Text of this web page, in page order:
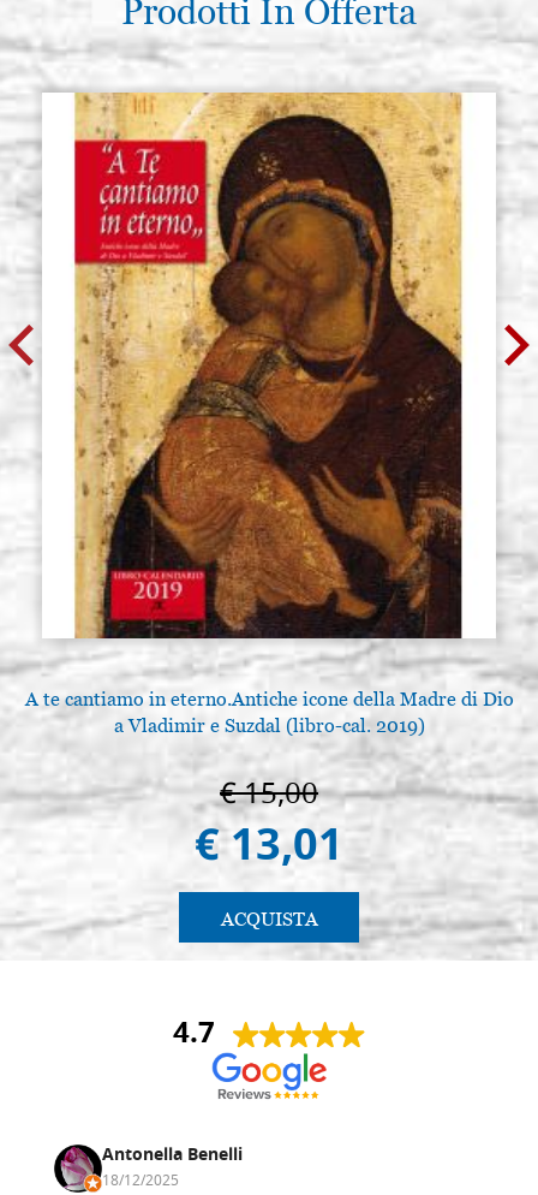
Prodotti In Offerta
A te cantiamo in eterno.Antiche icone della Madre di Dio
a Vladimir e Suzdal (libro-cal. 2019)
€ 15,00
€ 13,01
ACQUISTA
4.7
Antonella Benelli
18/12/2025